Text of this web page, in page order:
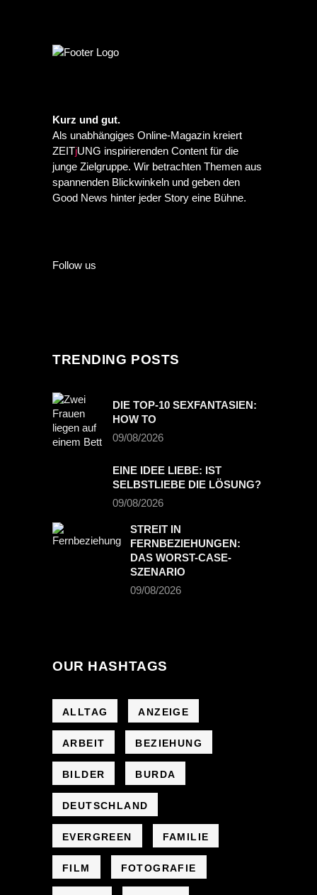
Kurz und gut.
Als unabhängiges Online-Magazin kreiert
ZEITjUNG inspirierenden Content für die
junge Zielgruppe. Wir betrachten Themen aus
spannenden Blickwinkeln und geben den
Good News hinter jeder Story eine Bühne.
Follow us
TRENDING POSTS
DIE TOP-10 SEXFANTASIEN:
HOW TO
09/08/2026
EINE IDEE LIEBE: IST
SELBSTLIEBE DIE LÖSUNG?
09/08/2026
STREIT IN
FERNBEZIEHUNGEN:
DAS WORST-CASE-
SZENARIO
09/08/2026
OUR HASHTAGS
ALLTAG ANZEIGE
ARBEIT BEZIEHUNG
BILDER BURDA
DEUTSCHLAND
EVERGREEN FAMILIE
FILM FOTOGRAFIE